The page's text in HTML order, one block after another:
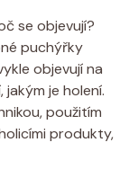
se objevují?
puchýřky
objevují na
je holení.
použitím
produkty,